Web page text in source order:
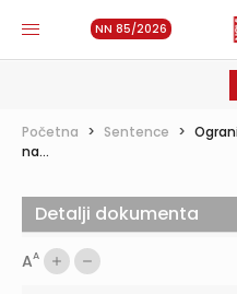
NN 85/2026
Početna > Sentence >
na...
AA
Detalji dokumenta